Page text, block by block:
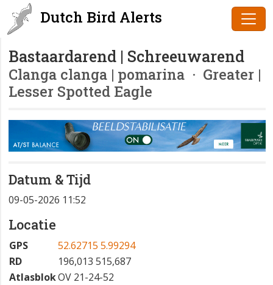
Dutch Bird Alerts
Bastaardarend | Schreeuwarend
Clanga clanga | pomarina · Greater |
Lesser Spotted Eagle
Datum & Tijd
09-05-2026 11:52
Locatie
GPS
52.62715 5.99294
RD
196,013 515,687
AtlasblokOV 21-24-52